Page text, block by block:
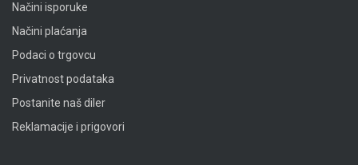
Načini isporuke
Načini plaćanja
Podaci o trgovcu
Privatnost podataka
Postanite naš diler
Reklamacije i prigovori